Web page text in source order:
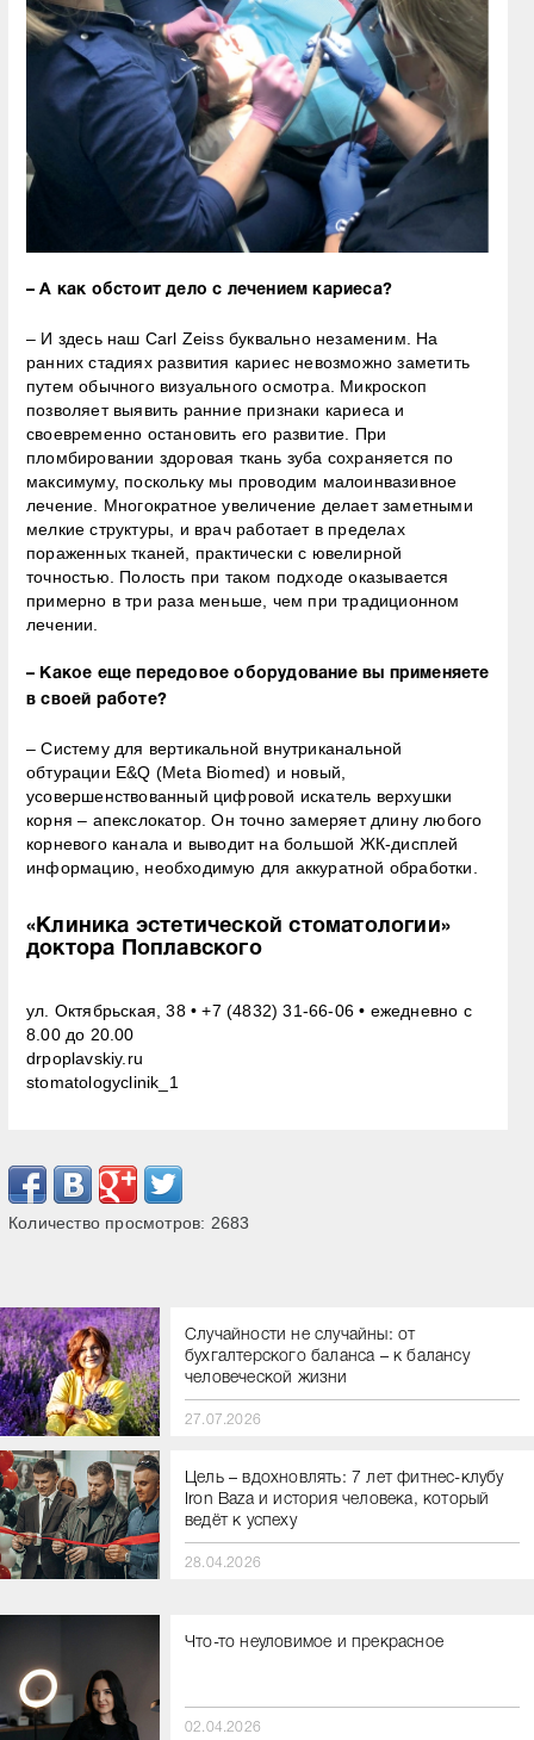
– А как обстоит дело с лечением кариеса?
– И здесь наш Carl Zeiss буквально незаменим. На
ранних стадиях развития кариес невозможно заметить
путем обычного визуального осмотра. Микроскоп
позволяет выявить ранние признаки кариеса и
своевременно остановить его развитие. При
пломбировании здоровая ткань зуба сохраняется по
максимуму, поскольку мы проводим малоинвазивное
лечение. Многократное увеличение делает заметными
мелкие структуры, и врач работает в пределах
пораженных тканей, практически с ювелирной
точностью. Полость при таком подходе оказывается
примерно в три раза меньше, чем при традиционном
лечении.
– Какое еще передовое оборудование вы применяете
в своей работе?
– Систему для вертикальной внутриканальной
обтурации E&Q (Meta Biomed) и новый,
усовершенствованный цифровой искатель верхушки
корня – апекслокатор. Он точно замеряет длину любого
корневого канала и выводит на большой ЖК-дисплей
информацию, необходимую для аккуратной обработки.
«Клиника эстетической стоматологии»
доктора Поплавского
ул. Октябрьская, 38 • +7 (4832) 31-66-06 • ежедневно с
8.00 до 20.00
drpoplavskiy.ru
stomatologyclinik_1
Количество просмотров: 2683
Случайности не случайны: от
бухгалтерского баланса – к балансу
человеческой жизни
27.07.2026
Цель – вдохновлять: 7 лет фитнес-клубу
Iron Baza и история человека, который
ведёт к успеху⁣⁣⠀
28.04.2026
Что-то неуловимое и прекрасное
02.04.2026